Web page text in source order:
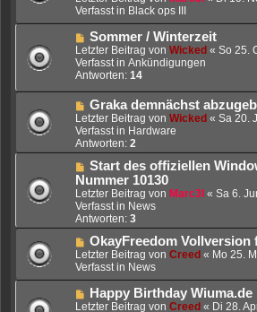
r
a
g
e
B
e
i
t
r
a
g
Verfasst in Black ops III
N
e
u
e
B
e
i
t
r
a
g
Sommer / Winterzeit
Letzter Beitrag von Wicked « So 25.
Verfasst in Ankündigungen
Antworten: 14
N
e
u
e
r
B
e
i
t
r
a
g
Graka demnächst
Letzter Beitrag von Wicked « Sa 20.
Verfasst in Hardware
Antworten: 2
N
e
u
e
r
B
e
i
t
r
a
g
Start des offiziellen
Nummer 10130
Letzter Beitrag von Marc3l « Sa 6.
Verfasst in News
Antworten: 3
N
e
u
e
B
OkayFreedom Vollversion
Letzter Beitrag von Creed « Mo 25.
Verfasst in News
N
e
Happy Birthday Wiuma.de
Letzter Beitrag von Creed « Di 28.